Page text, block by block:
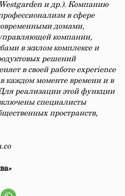
и др.). Компанию
в сфере
домами,
компании,
в жилом комплексе и
решений
в своей работе experience
каждом моменте времени и в
реализации этой функции
специалисты
пространств,